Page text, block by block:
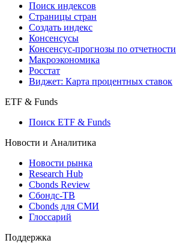
Поиск индексов
Страницы стран
Создать индекс
Консенсусы
Консенсус-прогнозы по отчетности
Макроэкономика
Росстат
Виджет: Карта процентных ставок
ETF & Funds
Поиск ETF & Funds
Новости и Аналитика
Новости рынка
Research Hub
Cbonds Review
Сбондс-ТВ
Cbonds для СМИ
Глоссарий
Поддержка